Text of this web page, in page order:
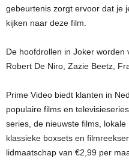
gebeurtenis zorgt ervoor dat je
kijken naar deze film.
De hoofdrollen in Joker worden
Robert De Niro, Zazie Beetz,
Prime Video biedt klanten in
populaire films en
series, de nieuwste films, lokale
klassieke boxsets en
lidmaatschap van €2,99 per